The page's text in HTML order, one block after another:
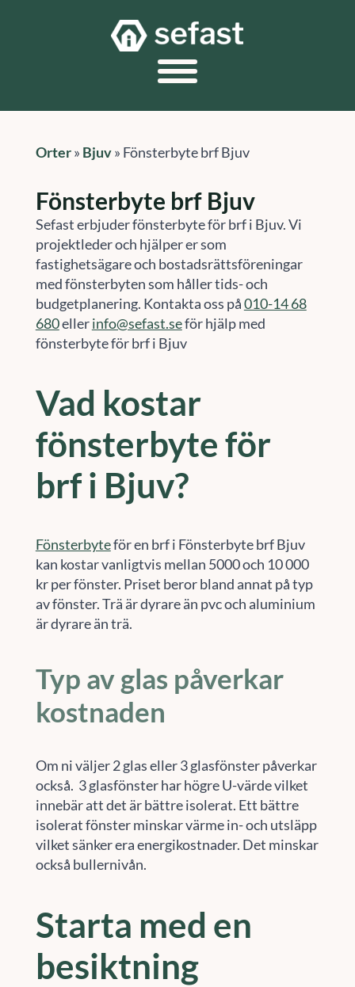
Orter» Bjuv» Fönsterbyte brf Bjuv
Fönsterbyte brf Bjuv
Sefast erbjuder fönsterbyte för brf i Bjuv. Vi
projektleder och hjälper er som
fastighetsägare och bostadsrättsföreningar
med fönsterbyten som håller tids- och
budgetplanering. Kontakta oss på010-14 68
680ellerinfo@sefast.seför hjälp med
fönsterbyte för brf i Bjuv
Vad kostar
fönsterbyte för
brf i Bjuv?
Fönsterbyteför en brf i Fönsterbyte brf Bjuv
kan kostar vanligtvis mellan 5000 och 10 000
kr per fönster. Priset beror bland annat på typ
av fönster. Trä är dyrare än pvc och aluminium
är dyrare än trä.
Typ av glas påverkar
kostnaden
Om ni väljer 2 glas eller 3 glasfönster påverkar
också. 3 glasfönster har högre U-värde vilket
innebär att det är bättre isolerat. Ett bättre
isolerat fönster minskar värme in- och utsläpp
vilket sänker era energikostnader. Det minskar
också bullernivån.
Starta med en
besiktning